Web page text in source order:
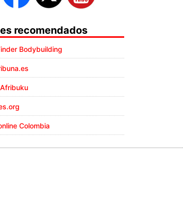
recomendados
Bodybuilding
Colombia